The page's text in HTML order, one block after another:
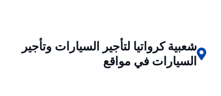
شعبية كرواتيا لتأجير السيارات وتأجير
السيارات في مواقع